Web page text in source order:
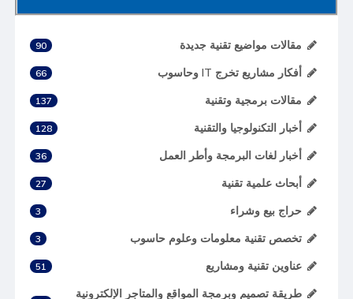
مقالات مواضيع تقنية جديدة 90
أفكار مشاريع تخرج IT وحاسوب 66
مقالات برمجية وتقنية 137
أخبار التكنولوجيا والتقنية 128
أخبار لغات البرمجة وأطر العمل 36
أبحاث علمية تقنية 27
حراج بيع وشراء 3
تخصص تقنية معلومات وعلوم حاسوب 3
عناوين تقنية ومشاريع 51
طريقة تصميم وبرمجة المواقع والمتاجر الإلكترونية